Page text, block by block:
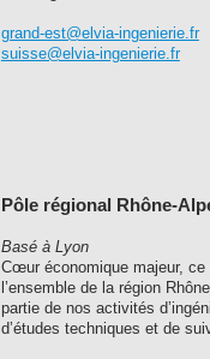
grand-est@elvia-ingenierie.fr
suisse@elvia-ingenierie.fr
Pôle régional Rhône-
Basé à Lyon
Cœur économique majeur, ce
l’ensemble de la région
partie de nos activités
d’études techniques et de